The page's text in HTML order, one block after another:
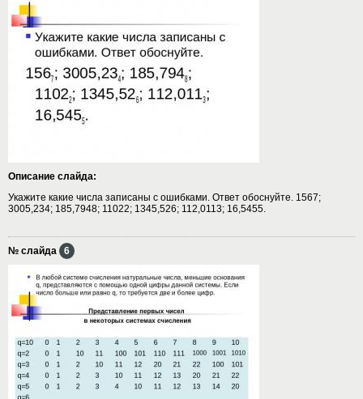
Описание слайда:
Укажите какие числа записаны с ошибками. Ответ обоснуйте. 1567;
3005,234; 185,7948; 11022; 1345,526; 112,0113; 16,5455.
№ слайда 6